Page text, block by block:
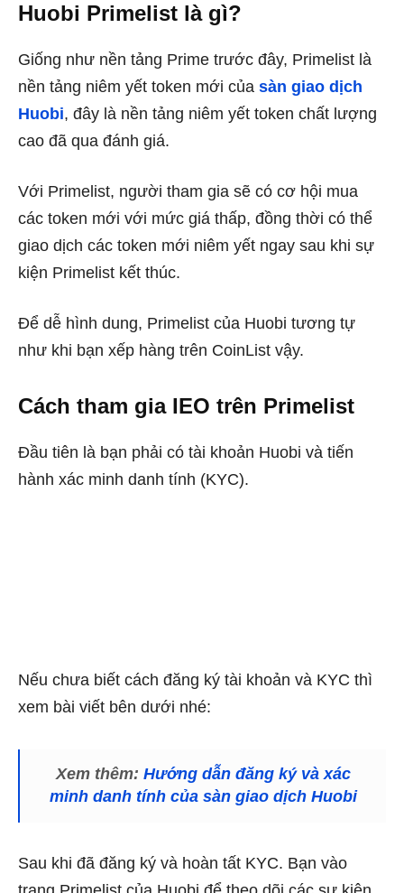
Huobi Primelist là gì?
Giống như nền tảng Prime trước đây, Primelist là
nền tảng niêm yết token mới của sàn giao dịch
Huobi, đây là nền tảng niêm yết token chất lượng
cao đã qua đánh giá.
Với Primelist, người tham gia sẽ có cơ hội mua
các token mới với mức giá thấp, đồng thời có thể
giao dịch các token mới niêm yết ngay sau khi sự
kiện Primelist kết thúc.
Để dễ hình dung, Primelist của Huobi tương tự
như khi bạn xếp hàng trên CoinList vậy.
Cách tham gia IEO trên Primelist
Đầu tiên là bạn phải có tài khoản Huobi và tiến
hành xác minh danh tính (KYC).
Nếu chưa biết cách đăng ký tài khoản và KYC thì
xem bài viết bên dưới nhé:
Xem thêm: Hướng dẫn đăng ký và xác
minh danh tính của sàn giao dịch Huobi
Sau khi đã đăng ký và hoàn tất KYC. Bạn vào